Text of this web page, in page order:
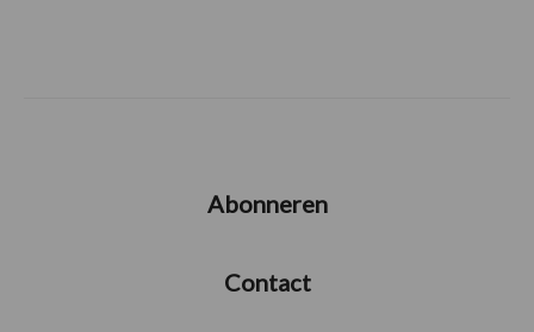
Abonneren
Contact